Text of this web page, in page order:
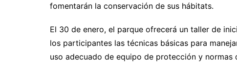
fomentarán la conservación de sus hábitats.
El 30 de enero, el parque ofrecerá un taller de
los participantes las técnicas básicas para
uso adecuado de equipo de protección y